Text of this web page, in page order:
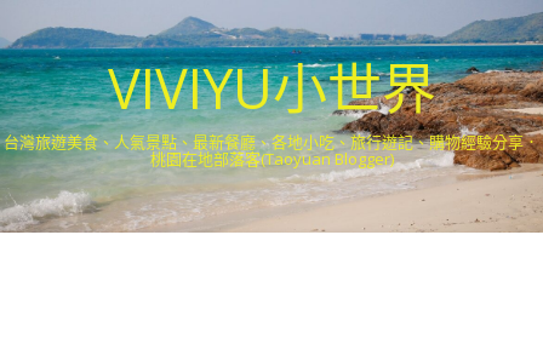
VIVIYU小世界
台灣旅遊美食、人氣景點、最新餐廳、各地小吃、旅行遊記、購物經驗分享．
桃園在地部落客(Taoyuan Blogger)